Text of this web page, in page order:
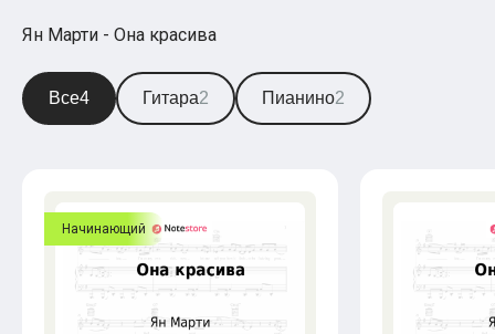
Ян Марти - Она красива
Все4 Гитара2 Пианино2
Начинающий